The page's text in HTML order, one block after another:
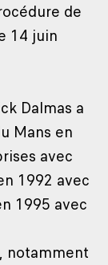
de
14 juin
Dalmas a
Mans en
avec
1992 avec
1995 avec
notamment